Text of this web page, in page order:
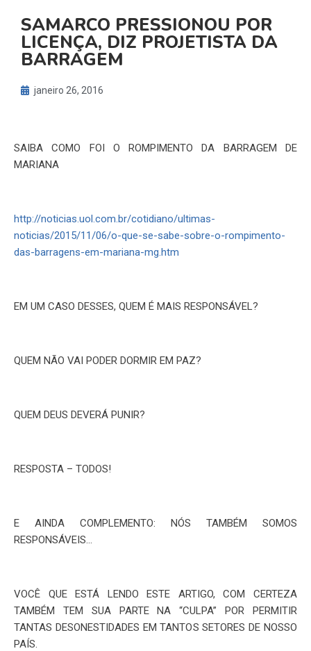
SAMARCO PRESSIONOU POR
LICENÇA, DIZ PROJETISTA DA
BARRAGEM
janeiro 26, 2016
SAIBA COMO FOI O ROMPIMENTO DA BARRAGEM DE
MARIANA
http://noticias.uol.com.br/cotidiano/ultimas-
noticias/2015/11/06/o-que-se-sabe-sobre-o-rompimento-
das-barragens-em-mariana-mg.htm
EM UM CASO DESSES, QUEM É MAIS RESPONSÁVEL?
QUEM NÃO VAI PODER DORMIR EM PAZ?
QUEM DEUS DEVERÁ PUNIR?
RESPOSTA – TODOS!
E AINDA COMPLEMENTO: NÓS TAMBÉM SOMOS
RESPONSÁVEIS…
VOCÊ QUE ESTÁ LENDO ESTE ARTIGO, COM CERTEZA
TAMBÉM TEM SUA PARTE NA “CULPA” POR PERMITIR
TANTAS DESONESTIDADES EM TANTOS SETORES DE NOSSO
PAÍS.